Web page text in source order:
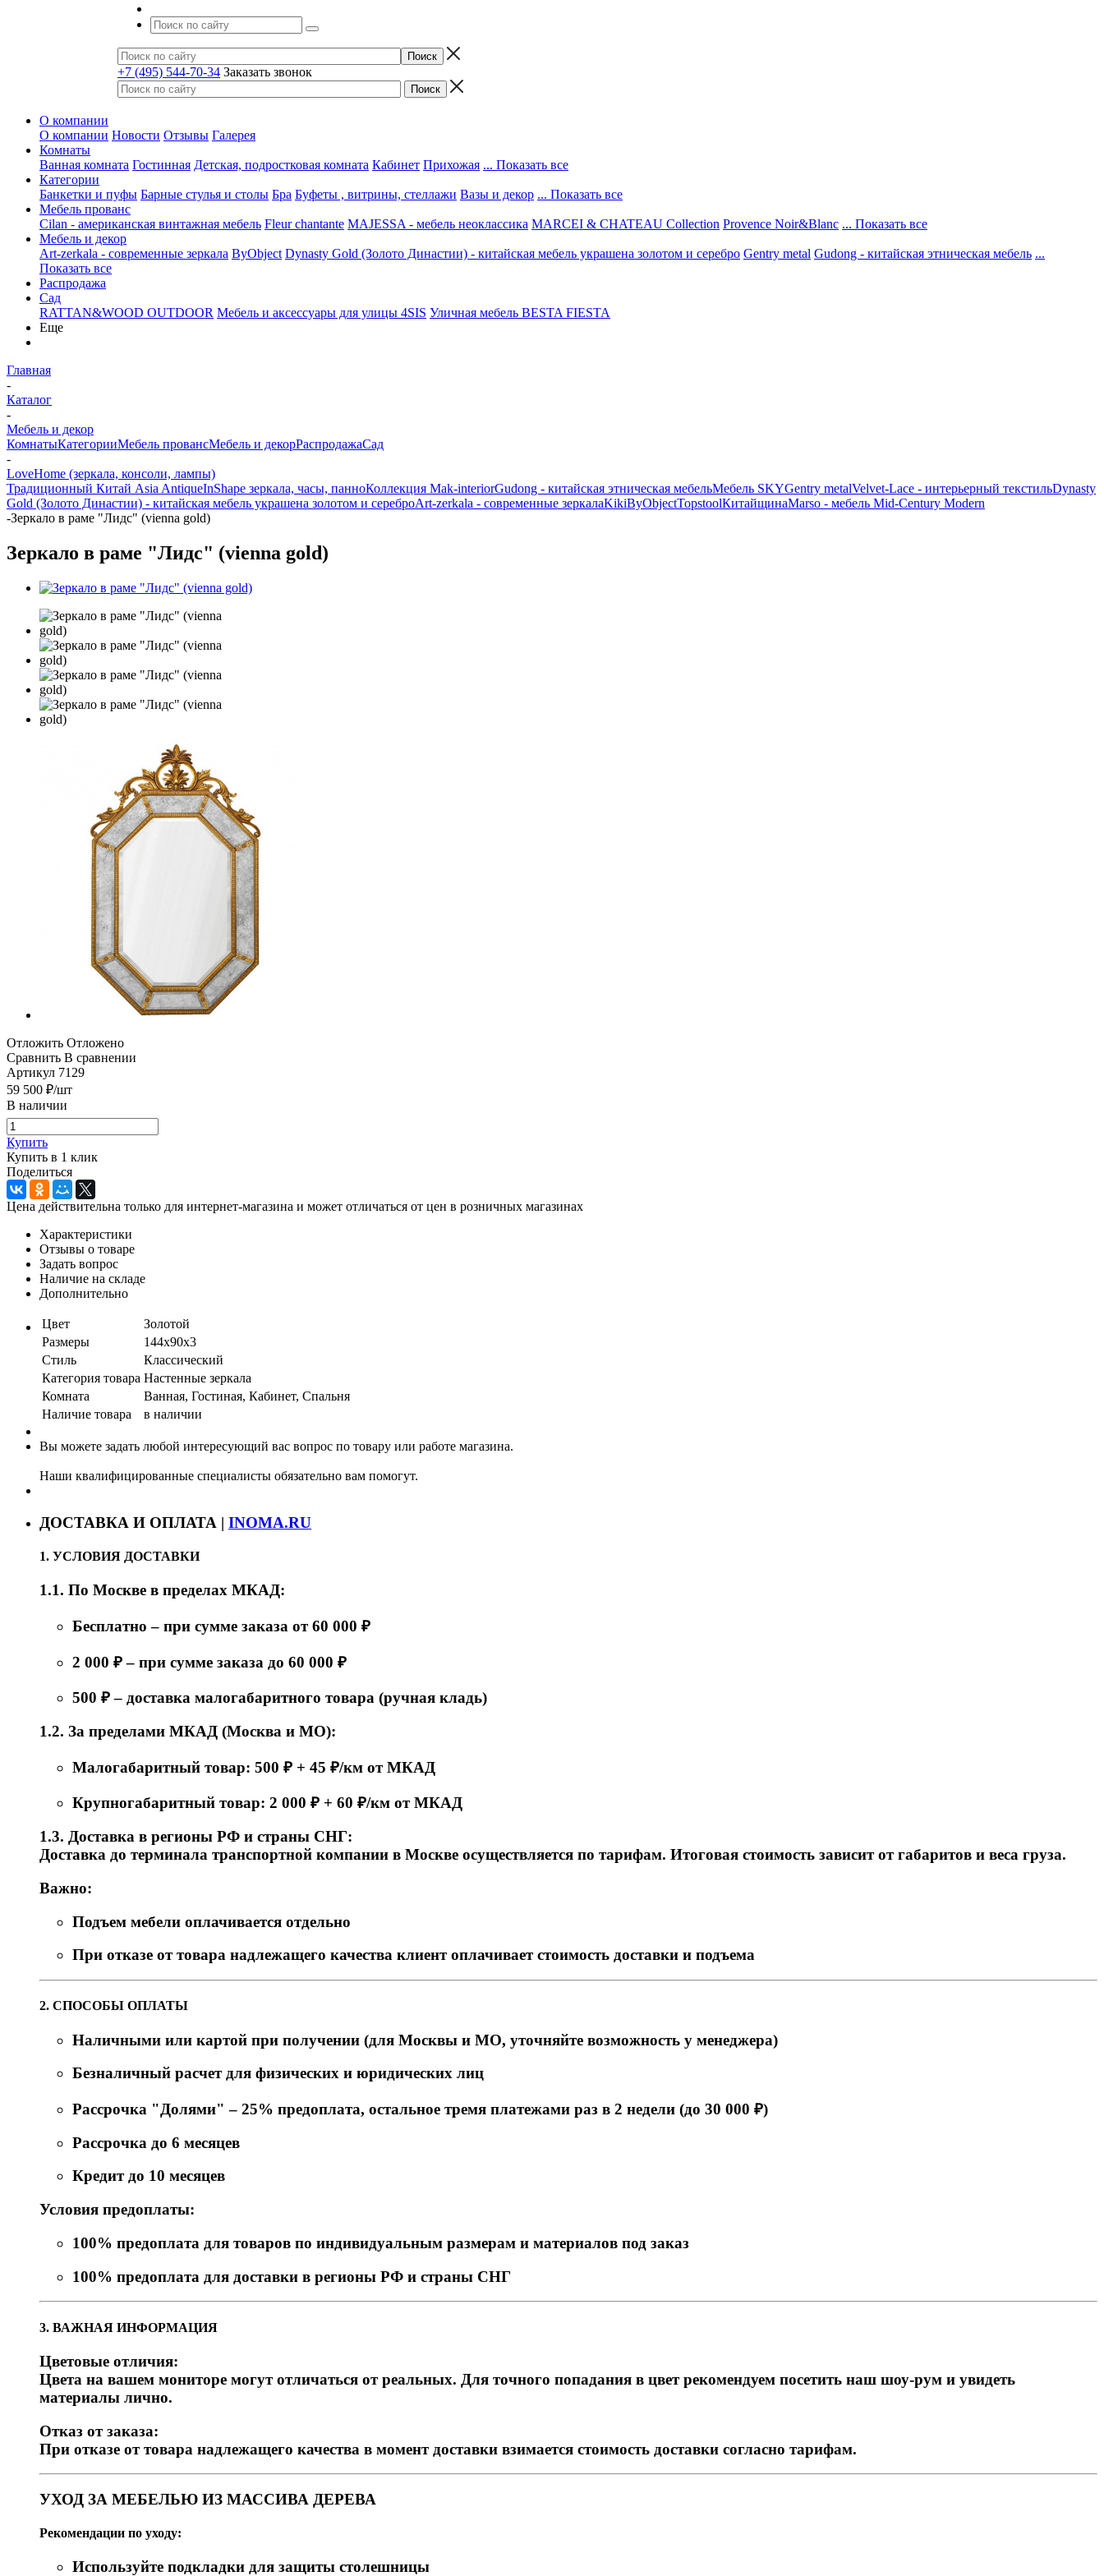
+7 (495) 544-70-34 Заказать звонок
О компании
О компании Новости Отзывы Галерея
Комнаты
Ванная комната Гостинная Детская, подростковая комната Кабинет Прихожая ... Показать все
Категории
Банкетки и пуфы Барные стулья и столы Бра Буфеты , витрины, стеллажи Вазы и декор ... Показать все
Мебель прованс
Cilan - американская винтажная мебель Fleur chantante MAJESSA - мебель неоклассика MARCEI & CHATEAU Collection Provence Noir&Blanc ... Показать все
Мебель и декор
Art-zerkala - современные зеркала ByObject Dynasty Gold (Золото Династии) - китайская мебель украшена золотом и серебро Gentry metal Gudong - китайская этническая мебель ...
Показать все
Распродажа
Сад
RATTAN&WOOD OUTDOOR Мебель и аксессуары для улицы 4SIS Уличная мебель BESTA FIESTA
Еще
Главная
-
Каталог
-
Мебель и декор
КомнатыКатегорииМебель провансМебель и декорРаспродажаСад
-
LoveHome (зеркала, консоли, лампы)
Традиционный Китай Asia AntiqueInShape зеркала, часы, панноКоллекция Mak-interiorGudong - китайская этническая мебельМебель SKYGentry metalVelvet-Lace - интерьерный текстильDynasty
Gold (Золото Династии) - китайская мебель украшена золотом и сереброArt-zerkala - современные зеркалаKikiByObjectTopstoolКитайщинаMarso - мебель Mid-Century Modern
-Зеркало в раме "Лидс" (vienna gold)
Зеркало в раме "Лидс" (vienna gold)
Отложить Отложено
Сравнить В сравнении
Артикул 7129
59 500 ₽/шт
В наличии
Купить
Купить в 1 клик
Поделиться
Цена действительна только для интернет-магазина и может отличаться от цен в розничных магазинах
Характеристики
Отзывы о товаре
Задать вопрос
Наличие на складе
Дополнительно
Цвет
Золотой
Размеры
144х90х3
Стиль
Классический
Категория товара Настенные зеркала
Комната
Ванная, Гостиная, Кабинет, Спальня
Наличие товара
в наличии
Вы можете задать любой интересующий вас вопрос по товару или работе магазина.
Наши квалифицированные специалисты обязательно вам помогут.
ДОСТАВКА И ОПЛАТА | INOMA.RU
1. УСЛОВИЯ ДОСТАВКИ
1.1. По Москве в пределах МКАД:
Бесплатно – при сумме заказа от 60 000 ₽
2 000 ₽ – при сумме заказа до 60 000 ₽
500 ₽ – доставка малогабаритного товара (ручная кладь)
1.2. За пределами МКАД (Москва и МО):
Малогабаритный товар: 500 ₽ + 45 ₽/км от МКАД
Крупногабаритный товар: 2 000 ₽ + 60 ₽/км от МКАД
1.3. Доставка в регионы РФ и страны СНГ:
Доставка до терминала транспортной компании в Москве осуществляется по тарифам. Итоговая стоимость зависит от габаритов и веса груза.
Важно:
Подъем мебели оплачивается отдельно
При отказе от товара надлежащего качества клиент оплачивает стоимость доставки и подъема
2. СПОСОБЫ ОПЛАТЫ
Наличными или картой при получении (для Москвы и МО, уточняйте возможность у менеджера)
Безналичный расчет для физических и юридических лиц
Рассрочка "Долями" – 25% предоплата, остальное тремя платежами раз в 2 недели (до 30 000 ₽)
Рассрочка до 6 месяцев
Кредит до 10 месяцев
Условия предоплаты:
100% предоплата для товаров по индивидуальным размерам и материалов под заказ
100% предоплата для доставки в регионы РФ и страны СНГ
3. ВАЖНАЯ ИНФОРМАЦИЯ
Цветовые отличия:
Цвета на вашем мониторе могут отличаться от реальных. Для точного попадания в цвет рекомендуем посетить наш шоу-рум и увидеть
материалы лично.
Отказ от заказа:
При отказе от товара надлежащего качества в момент доставки взимается стоимость доставки согласно тарифам.
УХОД ЗА МЕБЕЛЬЮ ИЗ МАССИВА ДЕРЕВА
Рекомендации по уходу:
Используйте подкладки для защиты столешницы